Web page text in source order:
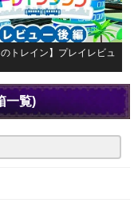
のトレイン】プレイレビュ
一覧)